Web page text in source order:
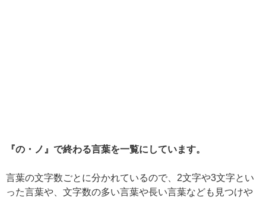
『の・ノ』で終わる言葉を一覧にしています。
言葉の文字数ごとに分かれているので、2文字や3文字とい
った言葉や、文字数の多い言葉や長い言葉なども見つけや